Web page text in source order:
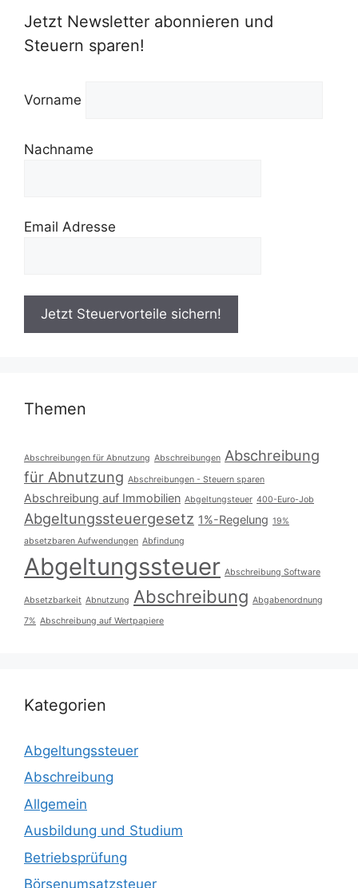
Jetzt Newsletter abonnieren und
Steuern sparen!
Vorname
Nachname
Email Adresse
Themen
Abschreibungen für Abnutzung Abschreibungen Abschreibung
für Abnutzung Abschreibungen - Steuern sparen
Abschreibung auf Immobilien Abgeltungsteuer 400-Euro-Job
Abgeltungssteuergesetz 1%-Regelung 19%
absetzbaren Aufwendungen Abfindung
Abgeltungssteuer Abschreibung Software
Absetzbarkeit Abnutzung Abschreibung Abgabenordnung
7% Abschreibung auf Wertpapiere
Kategorien
Abgeltungssteuer
Abschreibung
Allgemein
Ausbildung und Studium
Betriebsprüfung
Börsenumsatzsteuer